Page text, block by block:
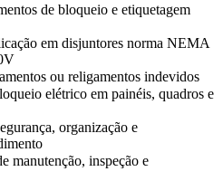
de bloqueio e etiquetagem
em disjuntores norma NEMA
ou religamentos indevidos
elétrico em painéis, quadros e
organização e
manutenção, inspeção e